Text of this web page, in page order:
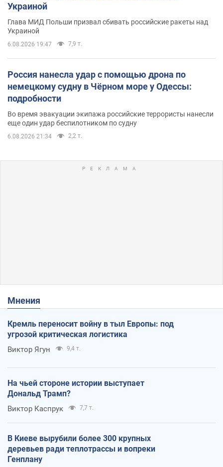
Украиной
Глава МИД Польши призвал сбивать российские ракеты над
Украиной
6.08.2026 19:47 7,9 т.
Россия нанесла удар с помощью дрона по
немецкому судну в Чёрном море у Одессы:
подробности
Во время эвакуации экипажа российские террористы нанесли
еще один удар беспилотником по судну
6.08.2026 21:34 2,2 т.
Мнения
Кремль переносит войну в тыл Европы: под
угрозой критическая логистика
Виктор Ягун 9,4 т.
На чьей стороне истории выступает
Дональд Трамп?
Виктор Каспрук 7,7 т.
В Киеве вырубили более 300 крупных
деревьев ради теплотрассы и вопреки
Генплану